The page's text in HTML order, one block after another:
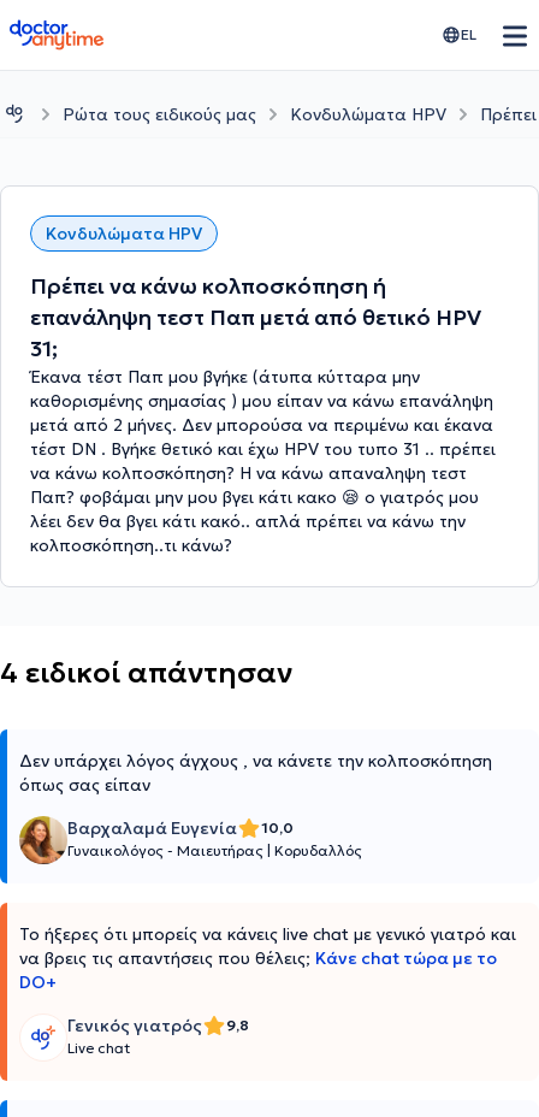
doctoranytime EL
Ρώτα τους ειδικούς μας Κονδυλώματα HPV
Κονδυλώματα HPV
Πρέπει να κάνω κολποσκόπηση ή
επανάληψη τεστ Παπ μετά από θετικό HPV
31;
Έκανα τέστ Παπ μου βγήκε (άτυπα κύτταρα μην
καθορισμένης σημασίας ) μου είπαν να κάνω επανάληψη
μετά από 2 μήνες. Δεν μπορούσα να περιμένω και έκανα
τέστ DN . Βγήκε θετικό και έχω HPV του τυπο 31 .. πρέπει
να κάνω κολποσκόπηση? Η να κάνω απαναληψη τεστ
Παπ? φοβάμαι μην μου βγει κάτι κακο 😪 ο γιατρός μου
λέει δεν θα βγει κάτι κακό.. απλά πρέπει να κάνω την
κολποσκόπηση..τι κάνω?
4 ειδικοί απάντησαν
Δεν υπάρχει λόγος άγχους , να κάνετε την κολποσκόπηση
όπως σας είπαν
Βαρχαλαμά Ευγενία
10,0
Γυναικολόγος - Μαιευτήρας Κορυδαλλός
Το ήξερες ότι μπορείς να κάνεις live chat με γενικό γιατρό και
να βρεις τις απαντήσεις που θέλεις; Κάνε chat τώρα με το
DO+
Γενικός γιατρός
9,8
Live chat